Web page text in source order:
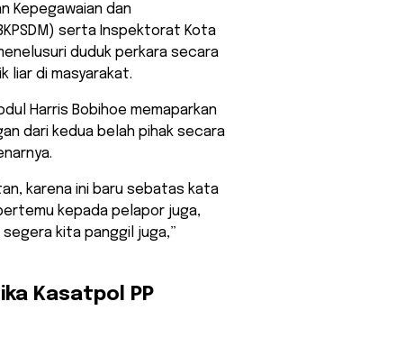
Kepegawaian dan
serta Inspektorat Kota
duduk perkara secara
liar di masyarakat.
Harris Bobihoe memaparkan
dari kedua belah pihak secara
karena ini baru sebatas kata
kepada pelapor juga,
kita panggil juga,”
Kasatpol PP